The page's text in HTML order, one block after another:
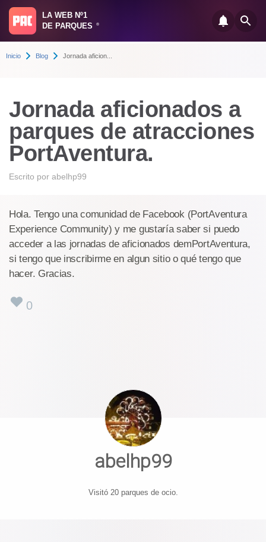
LA WEB Nº1
DE PARQUES
®
Inicio Blog Jornada aficion...
Jornada aficionados a
parques de atracciones
PortAventura.
Escrito por abelhp99
Hola. Tengo una comunidad de Facebook (PortAventura
Experience Community) y me gustaría saber si puedo
acceder a las jornadas de aficionados demPortAventura,
si tengo que inscribirme en algun sitio o qué tengo que
hacer. Gracias.
0
abelhp99
Visitó 20 parques de ocio.